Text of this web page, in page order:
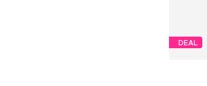
DEAL